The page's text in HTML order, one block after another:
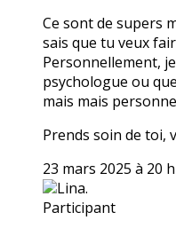
Ce sont de supers
sais que tu veux
Personnellement,
psychologue ou
mais mais
Prends soin de toi,
23 mars 2025 à 20
Lina.
Participant